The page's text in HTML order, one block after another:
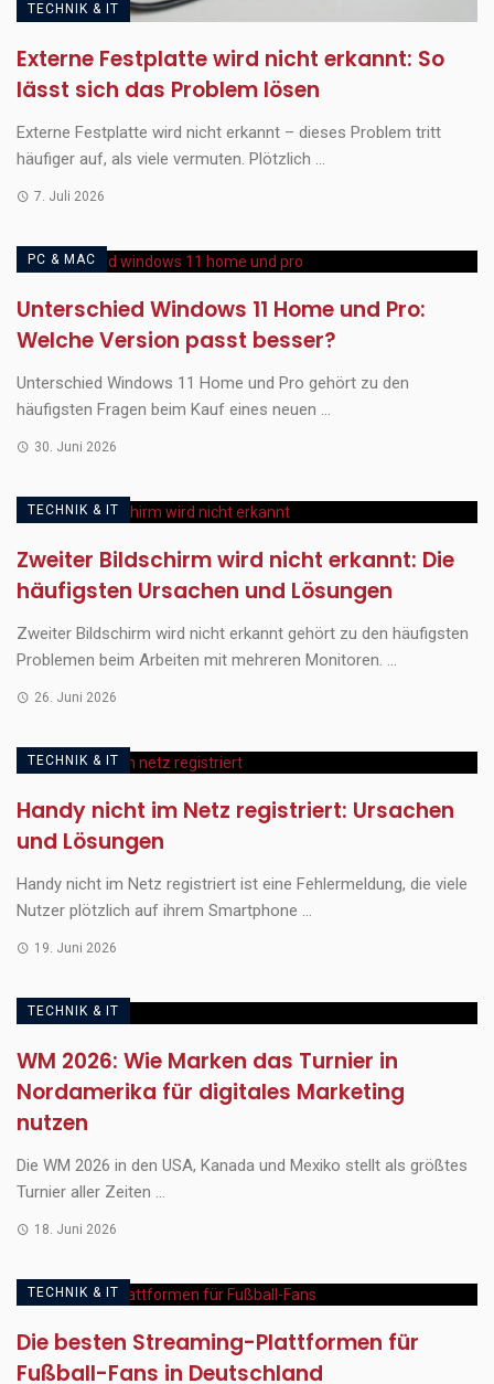
TECHNIK & IT
Externe Festplatte wird nicht erkannt: So
lässt sich das Problem lösen
Externe Festplatte wird nicht erkannt – dieses Problem tritt
häufiger auf, als viele vermuten. Plötzlich ...
7. Juli 2026
PC & MAC
Unterschied Windows 11 Home und Pro:
Welche Version passt besser?
Unterschied Windows 11 Home und Pro gehört zu den
häufigsten Fragen beim Kauf eines neuen ...
30. Juni 2026
TECHNIK & IT
Zweiter Bildschirm wird nicht erkannt: Die
häufigsten Ursachen und Lösungen
Zweiter Bildschirm wird nicht erkannt gehört zu den häufigsten
Problemen beim Arbeiten mit mehreren Monitoren. ...
26. Juni 2026
TECHNIK & IT
Handy nicht im Netz registriert: Ursachen
und Lösungen
Handy nicht im Netz registriert ist eine Fehlermeldung, die viele
Nutzer plötzlich auf ihrem Smartphone ...
19. Juni 2026
TECHNIK & IT
WM 2026: Wie Marken das Turnier in
Nordamerika für digitales Marketing
nutzen
Die WM 2026 in den USA, Kanada und Mexiko stellt als größtes
Turnier aller Zeiten ...
18. Juni 2026
TECHNIK & IT
Die besten Streaming-Plattformen für
Fußball-Fans in Deutschland